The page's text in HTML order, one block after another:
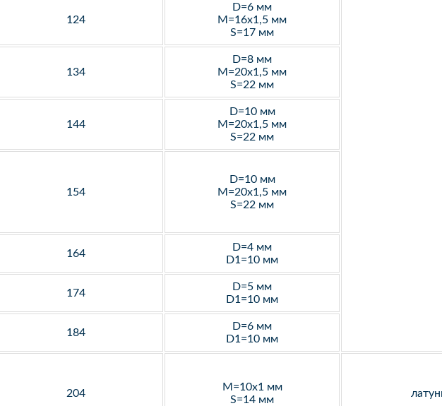
124
D=6 мм
M=16х1,5 мм
S=17 мм
134
D=8 мм
M=20х1,5 мм
S=22 мм
144
D=10 мм
M=20х1,5 мм
S=22 мм
154
D=10 мм
M=20х1,5 мм
S=22 мм
164
D=4 мм
D1=10 мм
174
D=5 мм
D1=10 мм
184
D=6 мм
D1=10 мм
204
M=10х1 мм
S=14 мм